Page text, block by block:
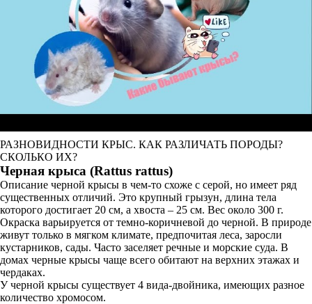
РАЗНОВИДНОСТИ КРЫС. КАК РАЗЛИЧАТЬ ПОРОДЫ?
СКОЛЬКО ИХ?
Черная крыса (Rattus rattus)
Описание черной крысы в чем-то схоже с серой, но имеет ряд
существенных отличий. Это крупный грызун, длина тела
которого достигает 20 см, а хвоста – 25 см. Вес около 300 г.
Окраска варьируется от темно-коричневой до черной. В природе
живут только в мягком климате, предпочитая леса, заросли
кустарников, сады. Часто заселяет речные и морские суда. В
домах черные крысы чаще всего обитают на верхних этажах и
чердаках.
У черной крысы существует 4 вида-двойника, имеющих разное
количество хромосом.